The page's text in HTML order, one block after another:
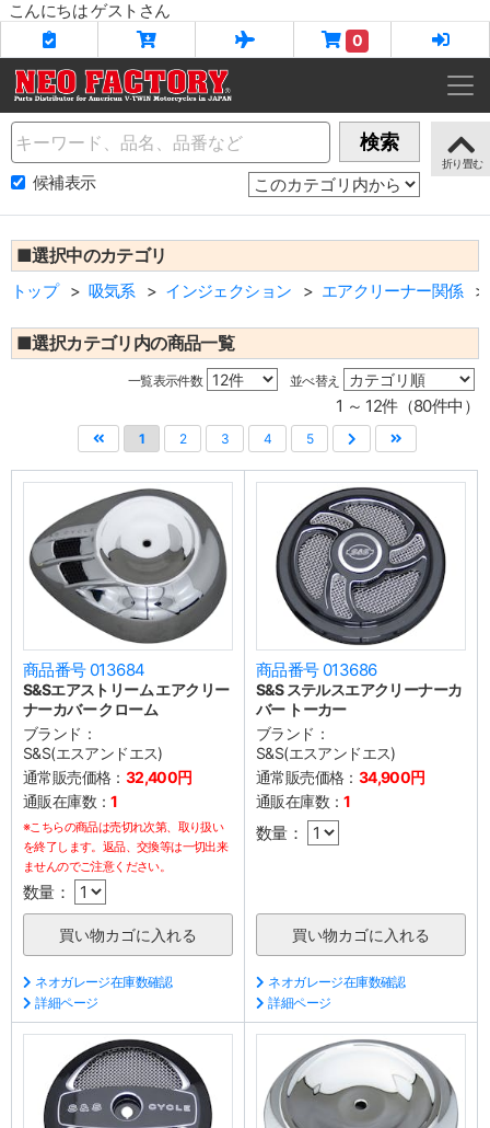
こんにちは ゲストさん
0
Name 検索
候補表示
■選択中のカテゴリ
トップ 吸気系 インジェクション エアクリーナー関係
■選択カテゴリ内の商品一覧
一覧表示件数 並べ替え
1 ～ 12件（80件中）
1 2 3 4 5
商品番号 013684
S&Sエアストリーム エアクリー
ナーカバー クローム
ブランド：
S&S(エスアンドエス)
通常販売価格： 32,400円
通販在庫数：1
※こちらの商品は売切れ次第、取り扱い
を終了します。返品、交換等は一切出来
ませんのでご注意ください。
数量：
ネオガレージ在庫数確認
詳細ページ
商品番号 013686
S&S ステルスエアクリーナーカ
バー トーカー
ブランド：
S&S(エスアンドエス)
通常販売価格： 34,900円
通販在庫数：1
数量：
ネオガレージ在庫数確認
詳細ページ